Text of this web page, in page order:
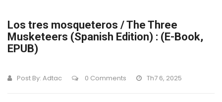
Los tres mosqueteros / The Three
Musketeers (Spanish Edition) : (E-Book,
EPUB)
Post By: Adtac 0 Comments Th7 6, 2025